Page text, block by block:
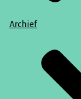
Archief